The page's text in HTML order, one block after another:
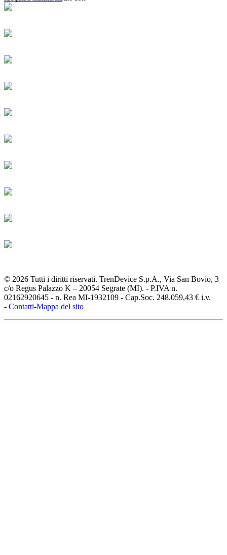
© 2026 Tutti i diritti riservati. TrenDevice S.p.A., Via San Bovio, 3
c/o Regus Palazzo K – 20054 Segrate (MI). - P.IVA n.
02162920645 - n. Rea MI-1932109 - Cap.Soc. 248.059,43 € i.v.
- Contatti-Mappa del sito